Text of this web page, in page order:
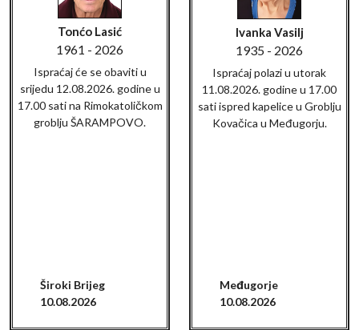
Tonćo Lasić
1961 - 2026
Ispraćaj će se obaviti u
srijedu 12.08.2026. godine u
17.00 sati na Rimokatoličkom
groblju ŠARAMPOVO.
Široki Brijeg
10.08.2026
Ivanka Vasilj
1935 - 2026
Ispraćaj polazi u utorak
11.08.2026. godine u 17.00
sati ispred kapelice u Groblju
Kovačica u Međugorju.
Međugorje
10.08.2026